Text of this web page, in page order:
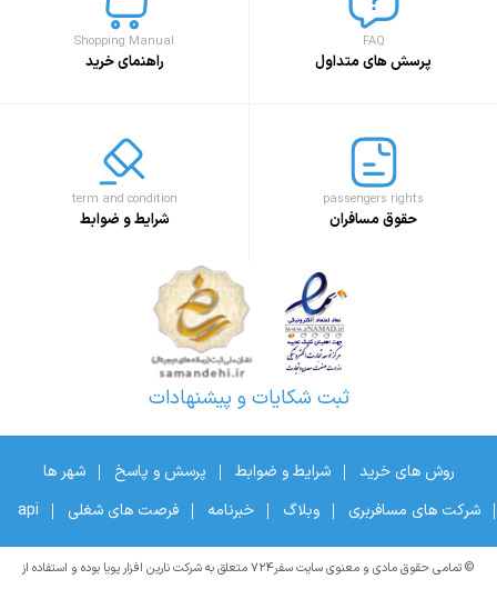
FAQ
پرسش های متداول
Shopping Manual
راهنمای خرید
passengers rights
حقوق مسافران
term and condition
شرایط و ضوابط
ثبت شکایات و پیشنهادات
روش های خرید شرایط و ضوابط پرسش و پاسخ
شهر ها
شرکت های مسافربری
وبلاگ خبرنامه فرصت های شغلی api
© تمامی حقوق مادی و معنوی سایت سفر۷۲۴ متعلق به شرکت نارین افزار پویا بوده و استفاده از